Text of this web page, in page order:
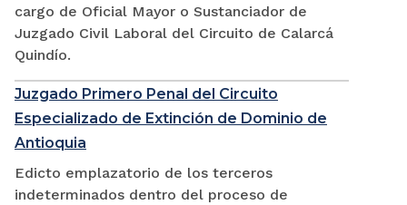
cargo de Oficial Mayor o Sustanciador de
Juzgado Civil Laboral del Circuito de Calarcá
Quindío.
Juzgado Primero Penal del Circuito
Especializado de Extinción de Dominio de
Antioquia
Edicto emplazatorio de los terceros
indeterminados dentro del proceso de